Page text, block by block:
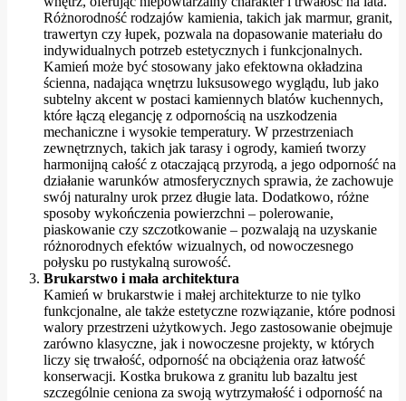
Różnorodność rodzajów kamienia, takich jak marmur, granit,
trawertyn czy łupek, pozwala na dopasowanie materiału do
indywidualnych potrzeb estetycznych i funkcjonalnych.
Kamień może być stosowany jako efektowna okładzina
ścienna, nadająca wnętrzu luksusowego wyglądu, lub jako
subtelny akcent w postaci kamiennych blatów kuchennych,
które łączą elegancję z odpornością na uszkodzenia
mechaniczne i wysokie temperatury. W przestrzeniach
zewnętrznych, takich jak tarasy i ogrody, kamień tworzy
harmonijną całość z otaczającą przyrodą, a jego odporność na
działanie warunków atmosferycznych sprawia, że zachowuje
swój naturalny urok przez długie lata. Dodatkowo, różne
sposoby wykończenia powierzchni – polerowanie,
piaskowanie czy szczotkowanie – pozwalają na uzyskanie
różnorodnych efektów wizualnych, od nowoczesnego
połysku po rustykalną surowość.
Brukarstwo i mała architektura
Kamień w brukarstwie i małej architekturze to nie tylko
funkcjonalne, ale także estetyczne rozwiązanie, które podnosi
walory przestrzeni użytkowych. Jego zastosowanie obejmuje
zarówno klasyczne, jak i nowoczesne projekty, w których
liczy się trwałość, odporność na obciążenia oraz łatwość
konserwacji. Kostka brukowa z granitu lub bazaltu jest
szczególnie ceniona za swoją wytrzymałość i odporność na